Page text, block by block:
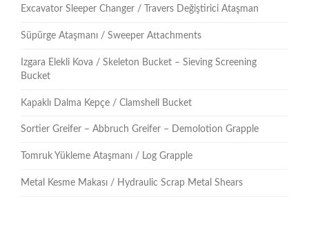
Excavator Sleeper Changer / Travers Değiştirici Ataşman
Süpürge Ataşmanı / Sweeper Attachments
Izgara Elekli Kova / Skeleton Bucket – Sieving Screening
Bucket
Kapaklı Dalma Kepçe / Clamshell Bucket
Sortier Greifer – Abbruch Greifer – Demolotion Grapple
Tomruk Yükleme Ataşmanı / Log Grapple
Metal Kesme Makası / Hydraulic Scrap Metal Shears